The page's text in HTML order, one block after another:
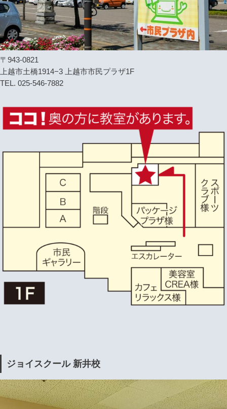
〒943-0821
上越市土橋1914−3 上越市市民プラザ1F
TEL. 025-546-7882
ジョイスクール 新井校